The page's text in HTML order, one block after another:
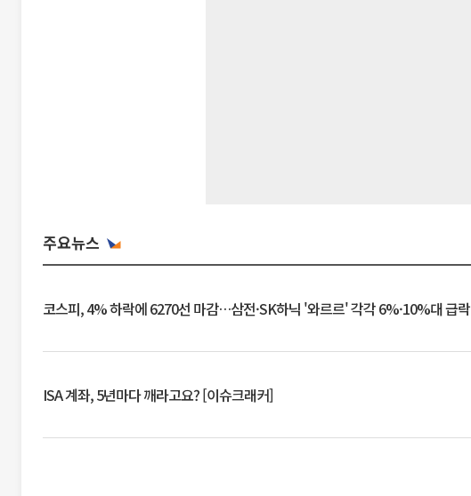
주요뉴스
코스피, 4% 하락에 6270선 마감…삼전·SK하닉 '와르르' 각각 6%·10%대 급락
ISA 계좌, 5년마다 깨라고요? [이슈크래커]